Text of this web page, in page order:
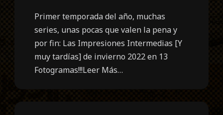
Primer temporada del año, muchas
series, unas pocas que valen la pena y
por fin: Las Impresiones Intermedias [Y
muy tardías] de invierno 2022 en 13
Fotogramas!!!Leer Más…